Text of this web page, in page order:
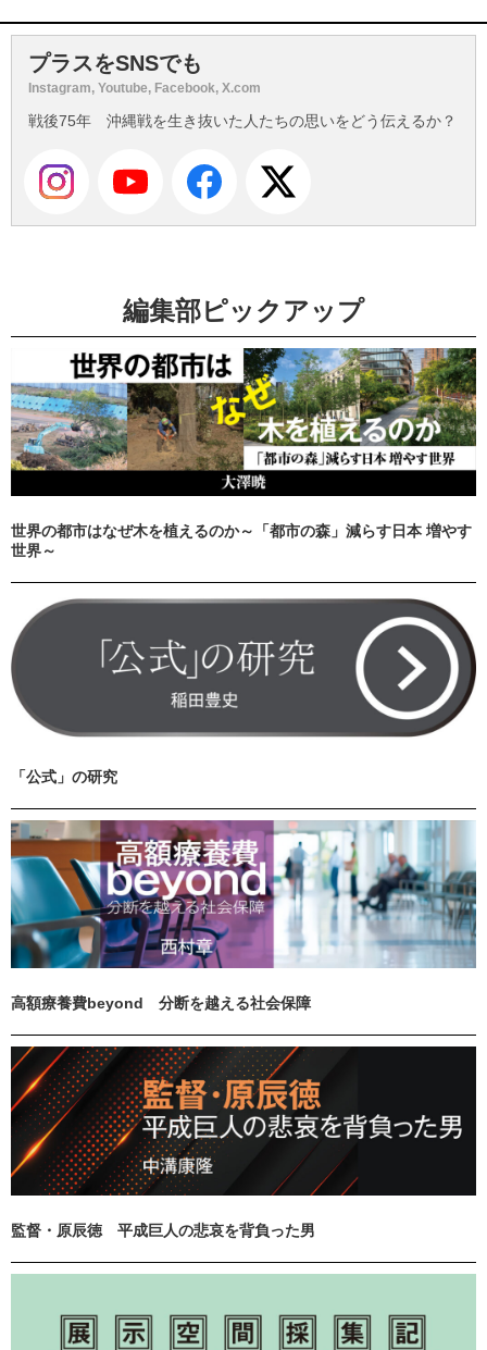
プラスをSNSでも
Instagram, Youtube, Facebook, X.com
戦後75年 沖縄戦を生き抜いた人たちの思いをどう伝えるか？
編集部ピックアップ
世界の都市はなぜ木を植えるのか～「都市の森」減らす日本 増やす
世界～
「公式」の研究
高額療養費beyond 分断を越える社会保障
監督・原辰徳 平成巨人の悲哀を背負った男